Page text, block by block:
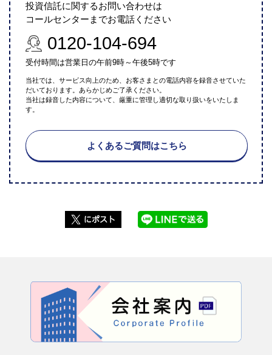
投資信託に関するお問い合わせは
コールセンターまでお電話ください
0120-104-694
受付時間は営業日の午前9時～午後5時です
当社では、サービス向上のため、お客さまとの電話内容を録音させていた
だいております。あらかじめご了承ください。
当社は録音した内容について、厳重に管理し適切な取り扱いをいたしま
す。
よくあるご質問はこちら